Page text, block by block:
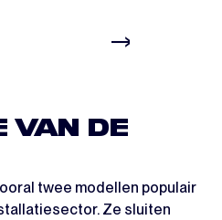
VAN DE
twee modellen populair
Ze sluiten